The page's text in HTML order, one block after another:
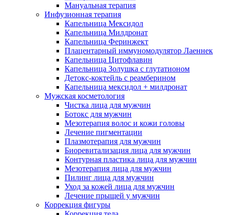
Мануальная терапия
Инфузионная терапия
Капельница Мексидол
Капельница Милдронат
Капельница Феринжект
Плацентарный иммуномодулятор Лаеннек
Капельница Цитофлавин
Капельница Золушка с глутатионом
Детокс-коктейль с реамберином
Капельница мексидол + милдронат
Мужская косметология
Чистка лица для мужчин
Ботокс для мужчин
Мезотерапия волос и кожи головы
Лечение пигментации
Плазмотерапия для мужчин
Биоревитализация лица для мужчин
Контурная пластика лица для мужчин
Мезотерапия лица для мужчин
Пилинг лица для мужчин
Уход за кожей лица для мужчин
Лечение прыщей у мужчин
Коррекция фигуры